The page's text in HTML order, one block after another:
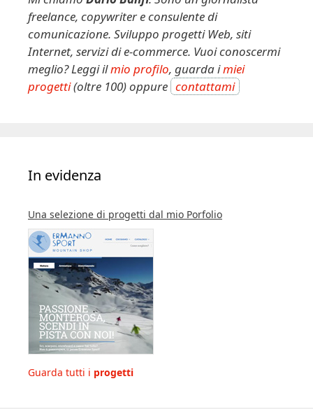
v
freelance, copywriter e consulente di
comunicazione. Sviluppo progetti Web, siti
Internet, servizi di e-commerce. Vuoi conoscermi
meglio? Leggi ilmio profilo, guarda imiei
progetti(oltre 100) oppure contattami
In evidenza
Una selezione di progetti dal mio Porfolio
Guarda tutti i progetti